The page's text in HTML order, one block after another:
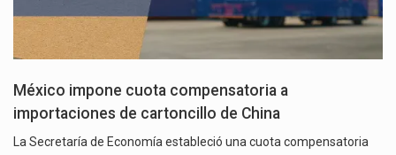
México impone cuota compensatoria a
importaciones de cartoncillo de China
La Secretaría de Economía estableció una cuota compensatoria